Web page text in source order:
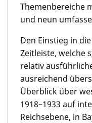
Themenbereiche
und neun
Den Einstieg in
Zeitleiste, welche
relativ
ausreichend
Überblick über
1918–1933 auf
Reichsebene, in